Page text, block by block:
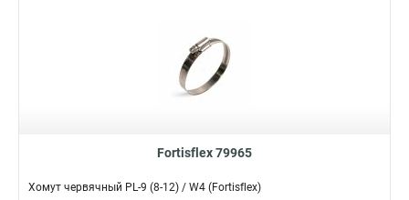
Fortisflex 79965
Хомут червячный PL-9 (8-12) / W4 (Fortisflex)